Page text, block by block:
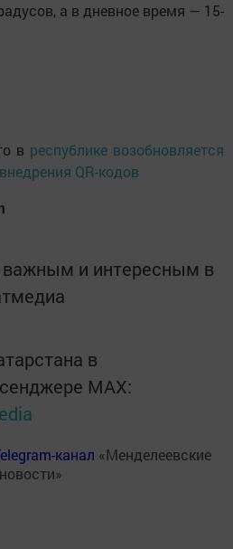
а в дневное время — 15-
в республике возобновляется
QR-кодов
и интересным в
в
MАХ:
канал «Менделеевские
новости»